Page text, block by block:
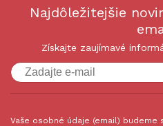
Najdôležitejšie
Získajte zaujímavé
Vaše osobné údaje (email) budeme